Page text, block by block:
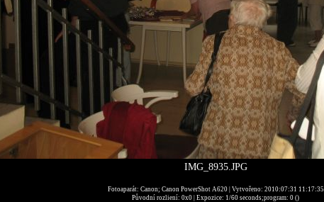
IMG_8935.JPG
Fotoaparát: Canon; Canon PowerShot A620 | Vytvořeno: 2010:07:31 11:17:35
Původní rozliení: 0x0 | Expozice: 1/60 seconds;program: 0 ()